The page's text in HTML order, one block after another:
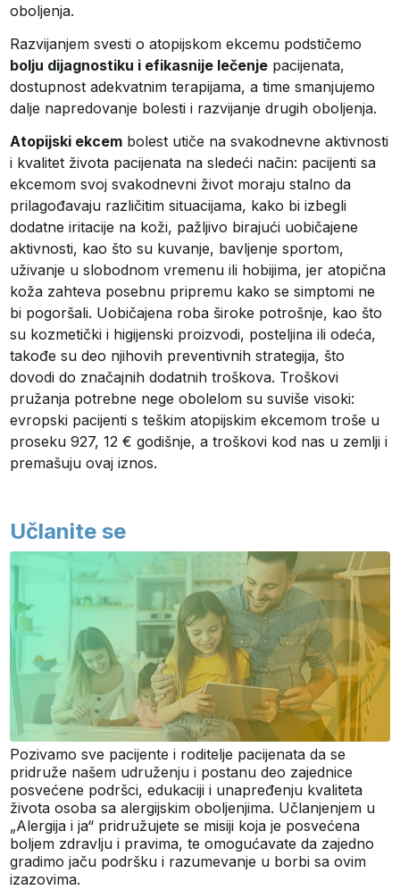
oboljenja.
Razvijanjem svesti o atopijskom ekcemu podstičemo
bolju dijagnostiku i efikasnije lečenje pacijenata,
dostupnost adekvatnim terapijama, a time smanjujemo
dalje napredovanje bolesti i razvijanje drugih oboljenja.
Atopijski ekcem bolest utiče na svakodnevne aktivnosti
i kvalitet života pacijenata na sledeći način: pacijenti sa
ekcemom svoj svakodnevni život moraju stalno da
prilagođavaju različitim situacijama, kako bi izbegli
dodatne iritacije na koži, pažljivo birajući uobičajene
aktivnosti, kao što su kuvanje, bavljenje sportom,
uživanje u slobodnom vremenu ili hobijima, jer atopična
koža zahteva posebnu pripremu kako se simptomi ne
bi pogoršali. Uobičajena roba široke potrošnje, kao što
su kozmetički i higijenski proizvodi, posteljina ili odeća,
takođe su deo njihovih preventivnih strategija, što
dovodi do značajnih dodatnih troškova. Troškovi
pružanja potrebne nege obolelom su suviše visoki:
evropski pacijenti s teškim atopijskim ekcemom troše u
proseku 927, 12 € godišnje, a troškovi kod nas u zemlji i
premašuju ovaj iznos.
Učlanite se
Pozivamo sve pacijente i roditelje pacijenata da se
pridruže našem udruženju i postanu deo zajednice
posvećene podršci, edukaciji i unapređenju kvaliteta
života osoba sa alergijskim oboljenjima. Učlanjenjem u
„Alergija i ja“ pridružujete se misiji koja je posvećena
boljem zdravlju i pravima, te omogućavate da zajedno
gradimo jaču podršku i razumevanje u borbi sa ovim
izazovima.